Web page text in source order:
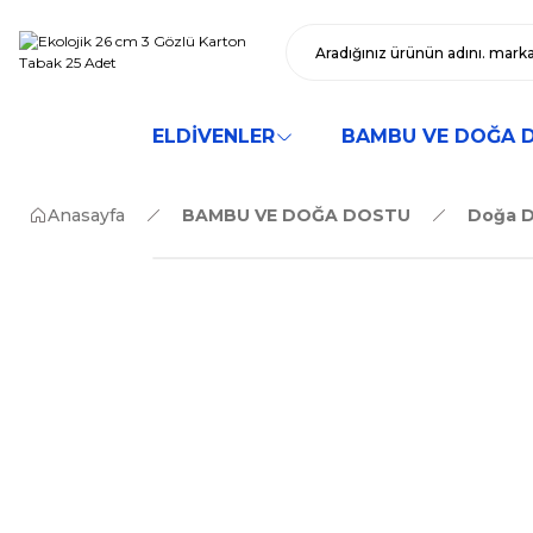
ELDİVENLER BAMBU VE DOĞA
Anasayfa BAMBU VE DOĞA DOSTU Doğa